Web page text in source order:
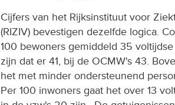
Cijfers van het Rijksinstituut voor
(RIZIV) bevestigen dezelfde logica.
100 bewoners gemiddeld 35
zijn dat er 41, bij de OCMW's 43.
het met minder ondersteunend
Per 100 inwoners gaat het over 13